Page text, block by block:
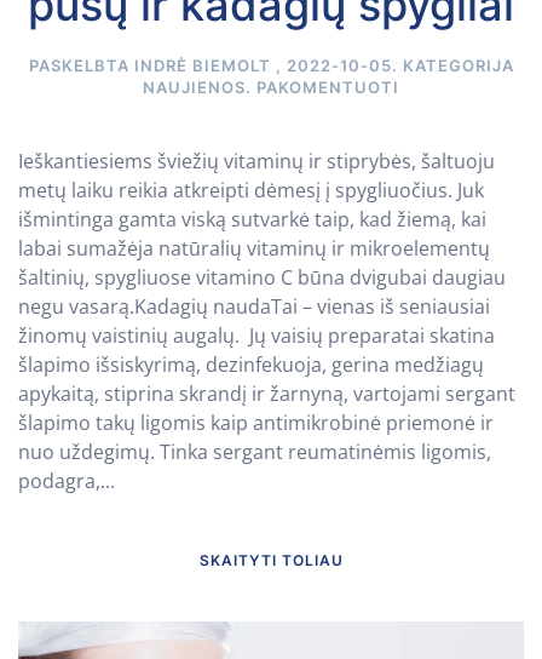
PASKELBTA INDRĖ BIEMOLT , 2022-10-05. KATEGORIJA
NAUJIENOS. PAKOMENTUOTI
Ieškantiesiems šviežių vitaminų ir stiprybės, šaltuoju
metų laiku reikia atkreipti dėmesį į spygliuočius. Juk
išmintinga gamta viską sutvarkė taip, kad žiemą, kai
labai sumažėja natūralių vitaminų ir mikroelementų
šaltinių, spygliuose vitamino C būna dvigubai daugiau
negu vasarą.Kadagių naudaTai – vienas iš seniausiai
žinomų vaistinių augalų. Jų vaisių preparatai skatina
šlapimo išsiskyrimą, dezinfekuoja, gerina medžiagų
apykaitą, stiprina skrandį ir žarnyną, vartojami sergant
šlapimo takų ligomis kaip antimikrobinė priemonė ir
nuo uždegimų. Tinka sergant reumatinėmis ligomis,
podagra,...
SKAITYTI TOLIAU